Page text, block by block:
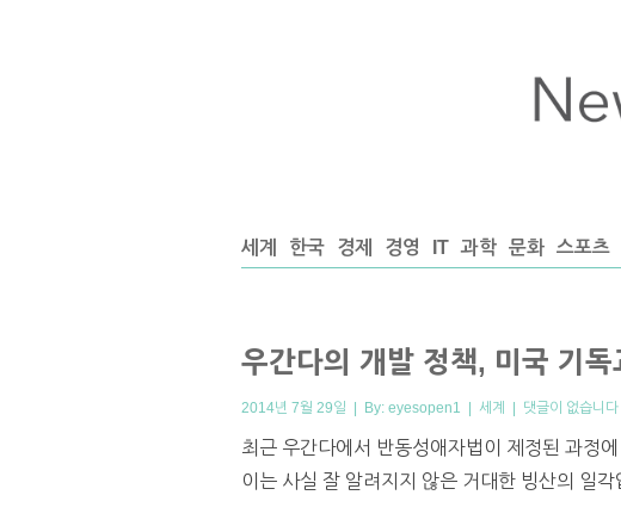
세계 한국 경제 경영 IT 과학 문화 스포츠
우간다의 개발 정책, 미국 기
2014년 7월 29일 | By: eyesopen1 | 세계 | 댓글이 없습니다
최근 우간다에서 반동성애자법이 제정된 과정
이는 사실 잘 알려지지 않은 거대한 빙산의 일각